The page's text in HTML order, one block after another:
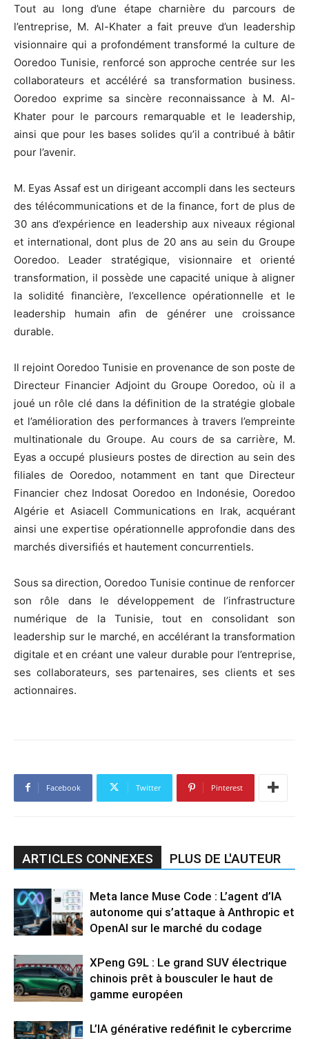
Tout au long d’une étape charnière du parcours de
l’entreprise, M. Al-Khater a fait preuve d’un leadership
visionnaire qui a profondément transformé la culture de
Ooredoo Tunisie, renforcé son approche centrée sur les
collaborateurs et accéléré sa transformation business.
Ooredoo exprime sa sincère reconnaissance à M. Al-
Khater pour le parcours remarquable et le leadership,
ainsi que pour les bases solides qu’il a contribué à bâtir
pour l’avenir.
M. Eyas Assaf est un dirigeant accompli dans les secteurs
des télécommunications et de la finance, fort de plus de
30 ans d’expérience en leadership aux niveaux régional
et international, dont plus de 20 ans au sein du Groupe
Ooredoo. Leader stratégique, visionnaire et orienté
transformation, il possède une capacité unique à aligner
la solidité financière, l’excellence opérationnelle et le
leadership humain afin de générer une croissance
durable.
Il rejoint Ooredoo Tunisie en provenance de son poste de
Directeur Financier Adjoint du Groupe Ooredoo, où il a
joué un rôle clé dans la définition de la stratégie globale
et l’amélioration des performances à travers l’empreinte
multinationale du Groupe. Au cours de sa carrière, M.
Eyas a occupé plusieurs postes de direction au sein des
filiales de Ooredoo, notamment en tant que Directeur
Financier chez Indosat Ooredoo en Indonésie, Ooredoo
Algérie et Asiacell Communications en Irak, acquérant
ainsi une expertise opérationnelle approfondie dans des
marchés diversifiés et hautement concurrentiels.
Sous sa direction, Ooredoo Tunisie continue de renforcer
son rôle dans le développement de l’infrastructure
numérique de la Tunisie, tout en consolidant son
leadership sur le marché, en accélérant la transformation
digitale et en créant une valeur durable pour l’entreprise,
ses collaborateurs, ses partenaires, ses clients et ses
actionnaires.
Facebook Twitter Pinterest
ARTICLES CONNEXES PLUS DE L'AUTEUR
Meta lance Muse Code : L’agent d’IA
autonome qui s’attaque à Anthropic et
OpenAI sur le marché du codage
XPeng G9L : Le grand SUV électrique
chinois prêt à bousculer le haut de
gamme européen
L’IA générative redéfinit le cybercrime